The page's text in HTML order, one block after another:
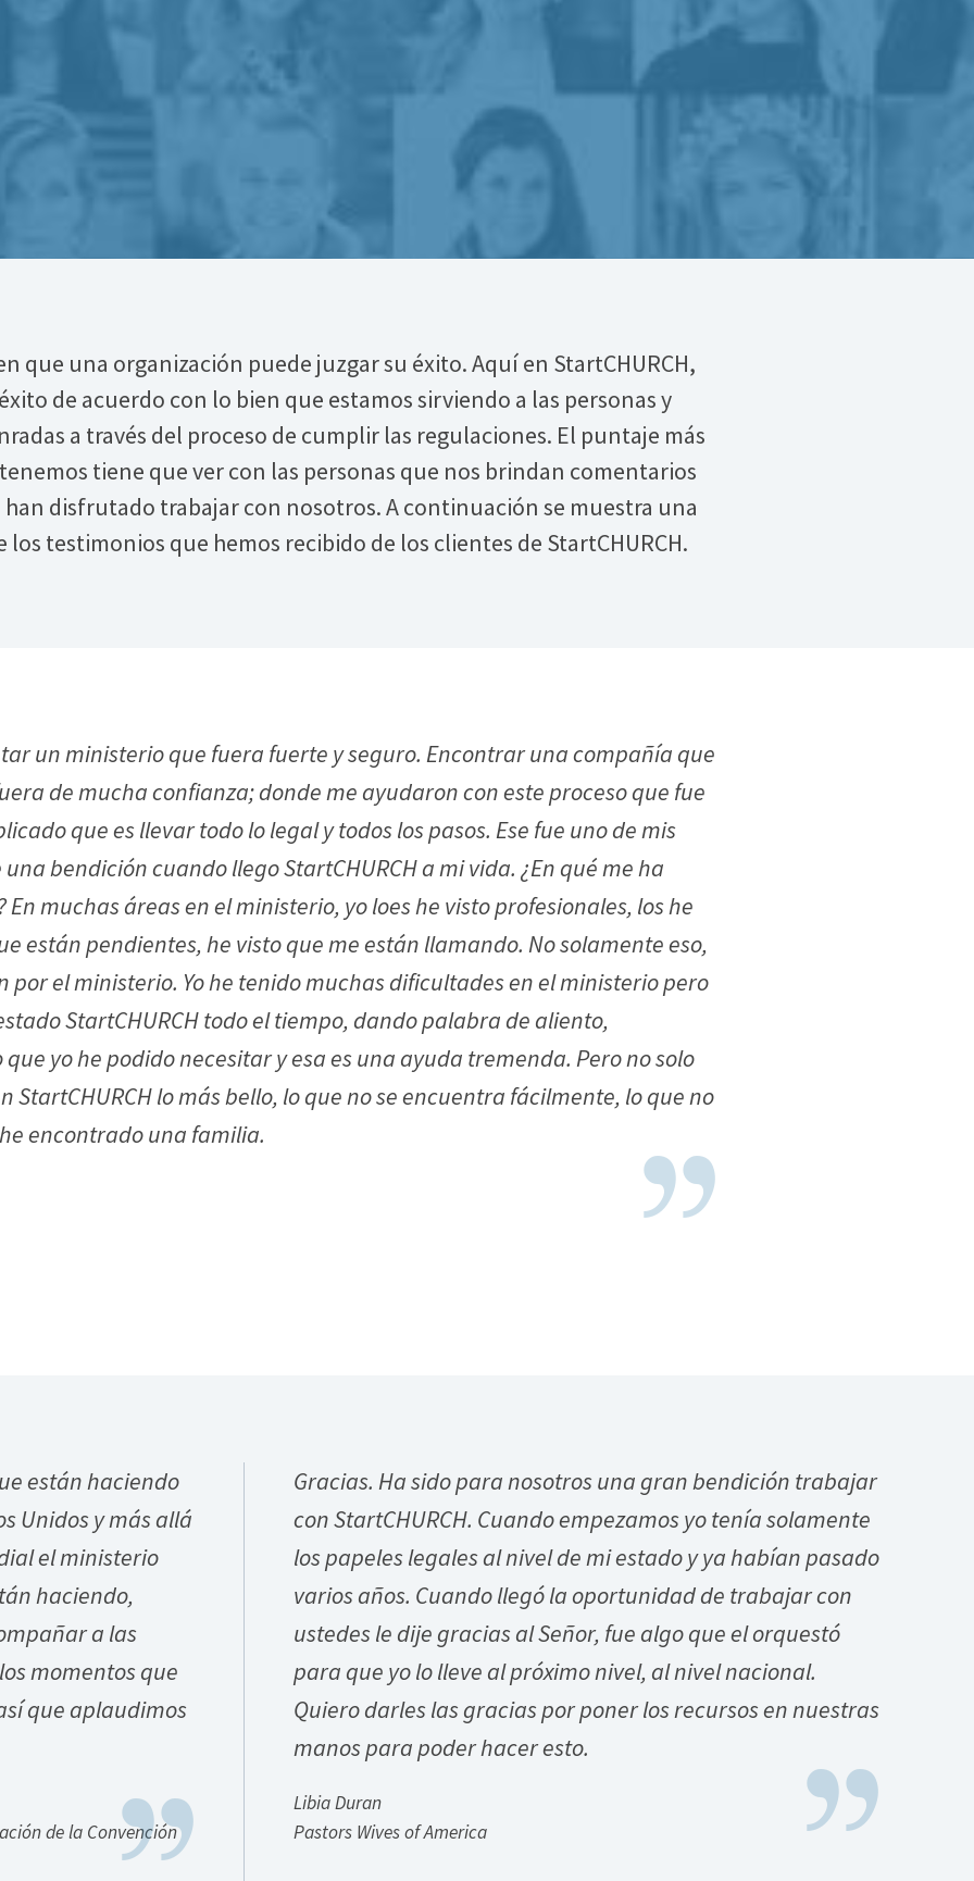
que una organización puede juzgar su éxito. Aquí en StartCHURCH,
de acuerdo con lo bien que estamos sirviendo a las personas y
a través del proceso de cumplir las regulaciones. El puntaje más
tiene que ver con las personas que nos brindan comentarios
disfrutado trabajar con nosotros. A continuación se muestra una
testimonios que hemos recibido de los clientes de StartCHURCH.
un ministerio que fuera fuerte y seguro. Encontrar una compañía que
de mucha confianza; donde me ayudaron con este proceso que fue
que es llevar todo lo legal y todos los pasos. Ese fue uno de mis
bendición cuando llego StartCHURCH a mi vida. ¿En qué me ha
En muchas áreas en el ministerio, yo loes he visto profesionales, los he
están pendientes, he visto que me están llamando. No solamente eso,
por el ministerio. Yo he tenido muchas dificultades en el ministerio pero
StartCHURCH todo el tiempo, dando palabra de aliento,
yo he podido necesitar y esa es una ayuda tremenda. Pero no solo
StartCHURCH lo más bello, lo que no se encuentra fácilmente, lo que no
encontrado una familia.
están haciendo
Unidos y más allá
el ministerio
haciendo,
a las
momentos que
que aplaudimos
de la Convención
Gracias. Ha sido para nosotros una gran bendición trabajar
con StartCHURCH. Cuando empezamos yo tenía solamente
los papeles legales al nivel de mi estado y ya habían pasado
varios años. Cuando llegó la oportunidad de trabajar con
ustedes le dije gracias al Señor, fue algo que el orquestó
para que yo lo lleve al próximo nivel, al nivel nacional.
Quiero darles las gracias por poner los recursos en nuestras
manos para poder hacer esto.
Libia Duran
Pastors Wives of America